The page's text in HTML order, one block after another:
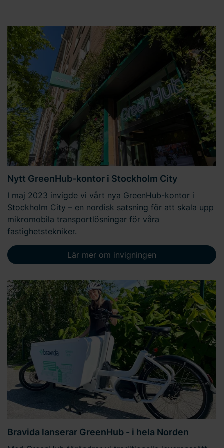
Nytt GreenHub-kontor i Stockholm City
I maj 2023 invigde vi vårt nya GreenHub-kontor i
Stockholm City – en nordisk satsning för att skala upp
mikromobila transportlösningar för våra
fastighetstekniker.
Lär mer om invigningen
Bravida lanserar GreenHub - i hela Norden